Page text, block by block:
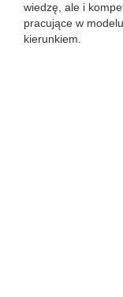
wiedzę, ale i
pracujące w
kierunkiem.